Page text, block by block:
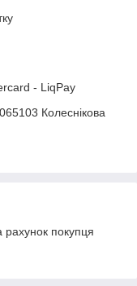
- LiqPay
Колеснікова
рахунок покупця